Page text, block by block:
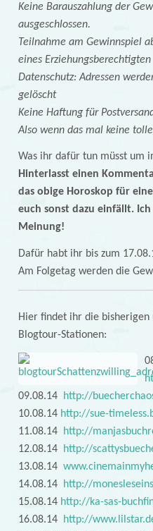
Keine Barauszahlung der
ausgeschlossen.
Teilnahme am Gewinnspiel
eines Erziehungsberechtigten
Datenschutz: Adressen
gelöscht
Keine Haftung für
Also wenn das mal keine
Was ihr dafür tun müsst um
Hinterlasst einen
das obige Horoskop für
euch sonst dazu einfällt.
Meinung!
Dafür habt ihr bis zum
Am Folgetag werden die
Hier findet ihr die bisherigen
Blogtour-Stationen:
09.08.14 http://
10.08.14 http://sue-
11.08.14 http://
12.08.14 http://
13.08.14
14.08.14 http://
15.08.14http://ka-sas-
16.08.14 http://